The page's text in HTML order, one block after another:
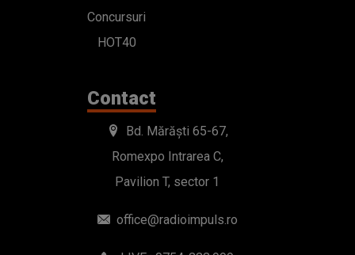
Concursuri
HOT40
Contact
Bd. Mărăști 65-67,
Romexpo Intrarea C,
Pavilion T, sector 1
office@radioimpuls.ro